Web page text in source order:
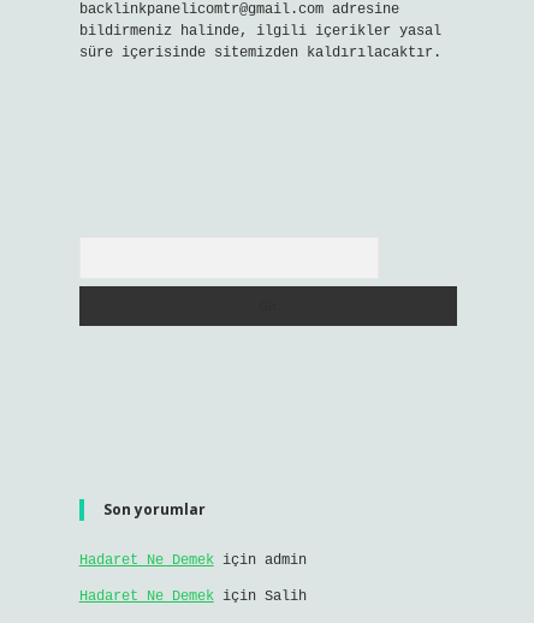
backlinkpanelicomtr@gmail.comadresine
bildirmeniz halinde, ilgili içerikler yasal
süre içerisinde sitemizden kaldırılacaktır.
Son yorumlar
Hadaret Ne Demekiçin admin
Hadaret Ne Demekiçin Salih